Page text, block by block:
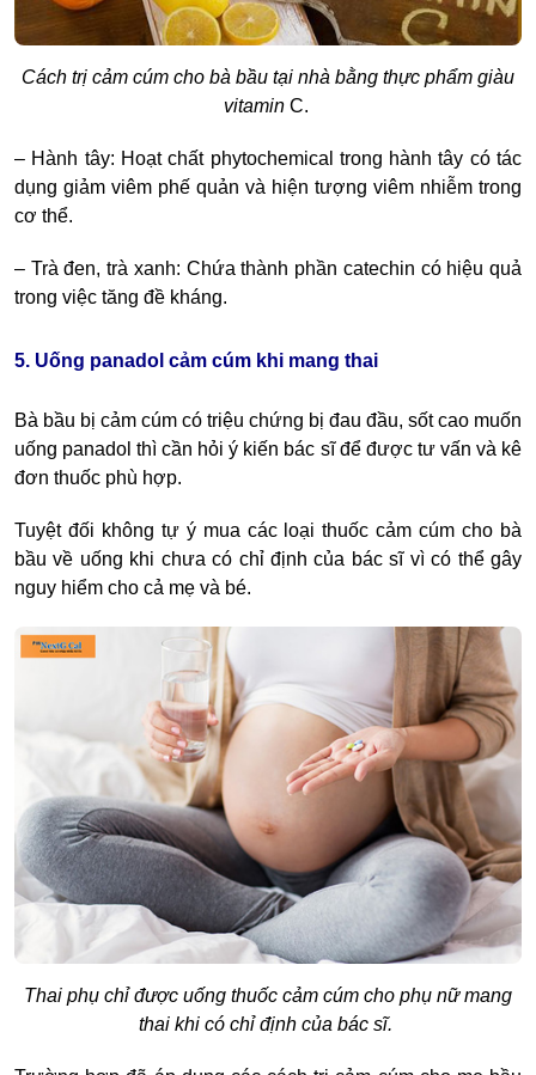
Cách trị cảm cúm cho bà bầu tại nhà bằng thực phẩm giàu
vitaminC.
– Hành tây: Hoạt chất phytochemical trong hành tây có tác
dụng giảm viêm phế quản và hiện tượng viêm nhiễm trong
cơ thể.
– Trà đen, trà xanh: Chứa thành phần catechin có hiệu quả
trong việc tăng đề kháng.
5. Uống panadol cảm cúm khi mang thai
Bà bầu bị cảm cúm có triệu chứng bị đau đầu, sốt cao muốn
uống panadol thì cần hỏi ý kiến bác sĩ để được tư vấn và kê
đơn thuốc phù hợp.
Tuyệt đối không tự ý mua các loại thuốc cảm cúm cho bà
bầu về uống khi chưa có chỉ định của bác sĩ vì có thể gây
nguy hiểm cho cả mẹ và bé.
Thai phụ chỉ được uống thuốc cảm cúm cho phụ nữ mang
thai khi có chỉ định của bác sĩ.